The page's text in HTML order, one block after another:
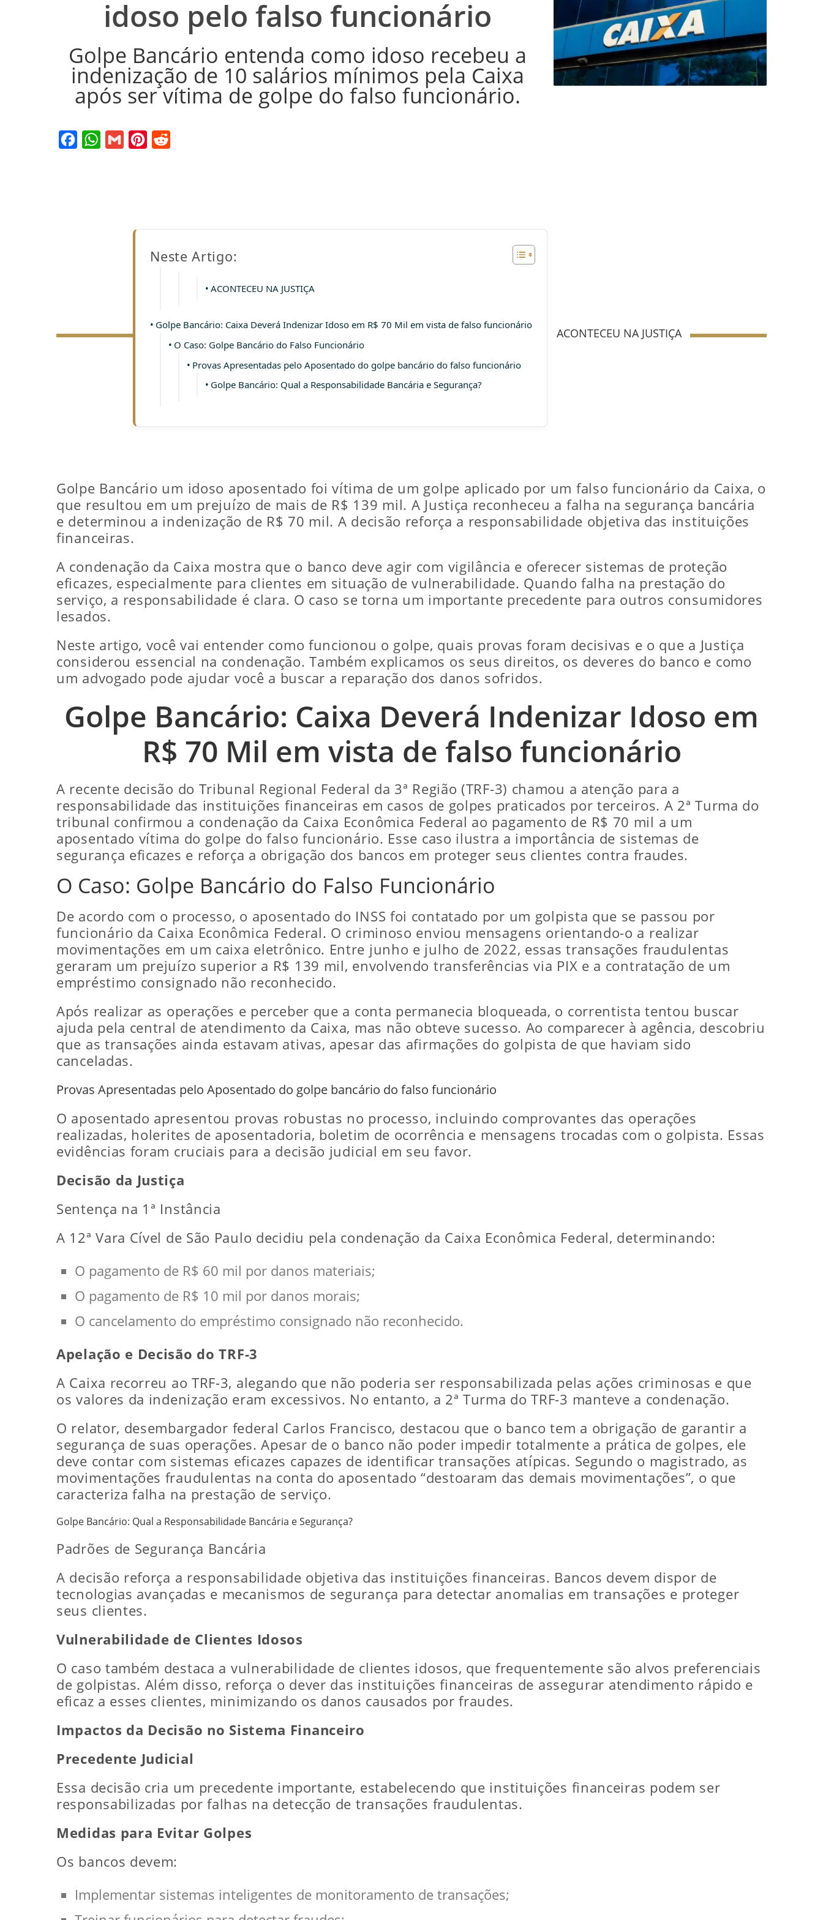
idoso pelo falso funcionário
Golpe Bancário entenda como idoso recebeu a
indenização de 10 salários mínimos pela Caixa
após ser vítima de golpe do falso funcionário.
Neste Artigo:
ACONTECEU NA JUSTIÇA
Golpe Bancário: Caixa Deverá Indenizar Idoso em R$ 70 Mil em vista de falso funcionário
O Caso: Golpe Bancário do Falso Funcionário
Provas Apresentadas pelo Aposentado do golpe bancário do falso funcionário
Golpe Bancário: Qual a Responsabilidade Bancária e Segurança?
ACONTECEU NA JUSTIÇA
Golpe Bancário um idoso aposentado foi vítima de um golpe aplicado por um falso funcionário da Caixa, o
que resultou em um prejuízo de mais de R$ 139 mil. A Justiça reconheceu a falha na segurança bancária
e determinou a indenização de R$ 70 mil. A decisão reforça a responsabilidade objetiva das instituições
financeiras.
A condenação da Caixa mostra que o banco deve agir com vigilância e oferecer sistemas de proteção
eficazes, especialmente para clientes em situação de vulnerabilidade. Quando falha na prestação do
serviço, a responsabilidade é clara. O caso se torna um importante precedente para outros consumidores
lesados.
Neste artigo, você vai entender como funcionou o golpe, quais provas foram decisivas e o que a Justiça
considerou essencial na condenação. Também explicamos os seus direitos, os deveres do banco e como
um advogado pode ajudar você a buscar a reparação dos danos sofridos.
Golpe Bancário: Caixa Deverá Indenizar Idoso em
R$ 70 Mil em vista de falso funcionário
A recente decisão do Tribunal Regional Federal da 3ª Região (TRF-3) chamou a atenção para a
responsabilidade das instituições financeiras em casos de golpes praticados por terceiros. A 2ª Turma do
tribunal confirmou a condenação da Caixa Econômica Federal ao pagamento de R$ 70 mil a um
aposentado vítima do golpe do falso funcionário. Esse caso ilustra a importância de sistemas de
segurança eficazes e reforça a obrigação dos bancos em proteger seus clientes contra fraudes.
O Caso: Golpe Bancário do Falso Funcionário
De acordo com o processo, o aposentado do INSS foi contatado por um golpista que se passou por
funcionário da Caixa Econômica Federal. O criminoso enviou mensagens orientando-o a realizar
movimentações em um caixa eletrônico. Entre junho e julho de 2022, essas transações fraudulentas
geraram um prejuízo superior a R$ 139 mil, envolvendo transferências via PIX e a contratação de um
empréstimo consignado não reconhecido.
Após realizar as operações e perceber que a conta permanecia bloqueada, o correntista tentou buscar
ajuda pela central de atendimento da Caixa, mas não obteve sucesso. Ao comparecer à agência, descobriu
que as transações ainda estavam ativas, apesar das afirmações do golpista de que haviam sido
canceladas.
Provas Apresentadas pelo Aposentado do golpe bancário do falso funcionário
O aposentado apresentou provas robustas no processo, incluindo comprovantes das operações
realizadas, holerites de aposentadoria, boletim de ocorrência e mensagens trocadas com o golpista. Essas
evidências foram cruciais para a decisão judicial em seu favor.
Decisão da Justiça
Sentença na 1ª Instância
A 12ª Vara Cível de São Paulo decidiu pela condenação da Caixa Econômica Federal, determinando:
O pagamento de R$ 60 mil por danos materiais;
O pagamento de R$ 10 mil por danos morais;
O cancelamento do empréstimo consignado não reconhecido.
Apelação e Decisão do TRF-3
A Caixa recorreu ao TRF-3, alegando que não poderia ser responsabilizada pelas ações criminosas e que
os valores da indenização eram excessivos. No entanto, a 2ª Turma do TRF-3 manteve a condenação.
O relator, desembargador federal Carlos Francisco, destacou que o banco tem a obrigação de garantir a
segurança de suas operações. Apesar de o banco não poder impedir totalmente a prática de golpes, ele
deve contar com sistemas eficazes capazes de identificar transações atípicas. Segundo o magistrado, as
movimentações fraudulentas na conta do aposentado “destoaram das demais movimentações”, o que
caracteriza falha na prestação de serviço.
Golpe Bancário: Qual a Responsabilidade Bancária e Segurança?
Padrões de Segurança Bancária
A decisão reforça a responsabilidade objetiva das instituições financeiras. Bancos devem dispor de
tecnologias avançadas e mecanismos de segurança para detectar anomalias em transações e proteger
seus clientes.
Vulnerabilidade de Clientes Idosos
O caso também destaca a vulnerabilidade de clientes idosos, que frequentemente são alvos preferenciais
de golpistas. Além disso, reforça o dever das instituições financeiras de assegurar atendimento rápido e
eficaz a esses clientes, minimizando os danos causados por fraudes.
Impactos da Decisão no Sistema Financeiro
Precedente Judicial
Essa decisão cria um precedente importante, estabelecendo que instituições financeiras podem ser
responsabilizadas por falhas na detecção de transações fraudulentas.
Medidas para Evitar Golpes
Os bancos devem:
Implementar sistemas inteligentes de monitoramento de transações;